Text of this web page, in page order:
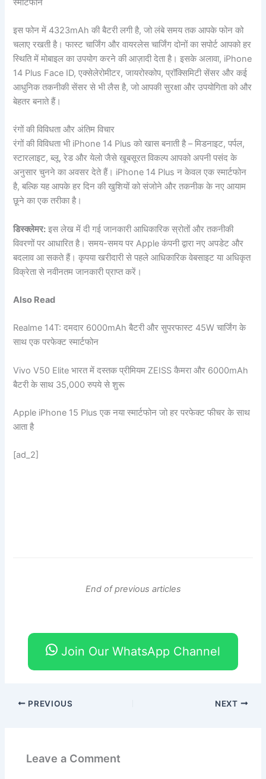
इस फोन में 4323mAh की बैटरी लगी है, जो लंबे समय तक आपके फोन को
चलाए रखती है। फास्ट चार्जिंग और वायरलेस चार्जिंग दोनों का सपोर्ट आपको हर
स्थिति में मोबाइल का उपयोग करने की आज़ादी देता है। इसके अलावा, iPhone
14 Plus Face ID, एक्सेलेरोमीटर, जायरोस्कोप, प्रॉक्सिमिटी सेंसर और कई
आधुनिक तकनीकी सेंसर से भी लैस है, जो आपकी सुरक्षा और उपयोगिता को और
बेहतर बनाते हैं।
रंगों की विविधता और अंतिम विचार
रंगों की विविधता भी iPhone 14 Plus को खास बनाती है – मिडनाइट, पर्पल,
स्टारलाइट, ब्लू, रेड और येलो जैसे खूबसूरत विकल्प आपको अपनी पसंद के
अनुसार चुनने का अवसर देते हैं। iPhone 14 Plus न केवल एक स्मार्टफोन
है, बल्कि यह आपके हर दिन की खुशियों को संजोने और तकनीक के नए आयाम
छूने का एक तरीका है।
डिस्क्लेमर: इस लेख में दी गई जानकारी आधिकारिक स्रोतों और तकनीकी
विवरणों पर आधारित है। समय-समय पर Apple कंपनी द्वारा नए अपडेट और
बदलाव आ सकते हैं। कृपया खरीदारी से पहले आधिकारिक वेबसाइट या अधिकृत
विक्रेता से नवीनतम जानकारी प्राप्त करें।
Also Read
Realme 14T: दमदार 6000mAh बैटरी और सुपरफास्ट 45W चार्जिंग के
साथ एक परफेक्ट स्मार्टफोन
Vivo V50 Elite भारत में दस्तक प्रीमियम ZEISS कैमरा और 6000mAh
बैटरी के साथ 35,000 रुपये से शुरू
Apple iPhone 15 Plus एक नया स्मार्टफोन जो हर परफेक्ट फीचर के साथ
आता है
[ad_2]
End of previous articles
Join Our WhatsApp Channel
PREVIOUS NEXT
Leave a Comment